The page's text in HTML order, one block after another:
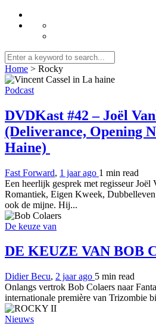
Home > Rocky
Podcast
DVDKast #42 – Joël
(Deliverance, Opening
Haine)
Fast Forward, 1 jaar ago 1 min read
Een heerlijk gesprek met regisseur Joël
Romantiek, Eigen Kweek,
ook de mijne. Hij...
De keuze van
DE KEUZE VAN BOB
Didier Becu, 2 jaar ago 5 min read
Onlangs vertrok Bob Colaers naar
internationale première van Trizombie
Nieuws